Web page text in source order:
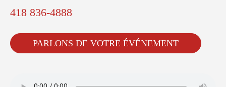
418 836-4888
PARLONS DE VOTRE ÉVÉNEMENT